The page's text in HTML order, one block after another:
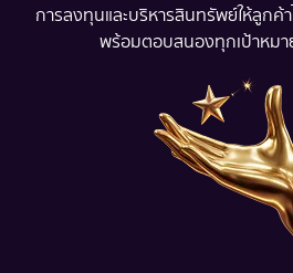
การลงทุนและบริหารสินทรัพย์ให้ลูกค้า
พร้อมตอบสนองทุกเป้าหมา